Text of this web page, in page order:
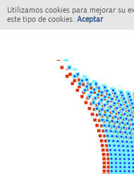
Utilizamos cookies para mejorar su
este tipo de cookies. Aceptar